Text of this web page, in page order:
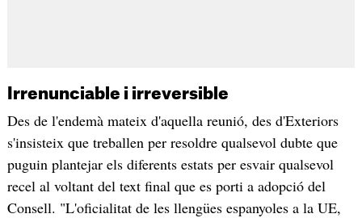
Irrenunciable i irreversible
Des de l'endemà mateix d'aquella reunió, des d'Exteriors
s'insisteix que treballen per resoldre qualsevol dubte que
puguin plantejar els diferents estats per esvair qualsevol
recel al voltant del text final que es porti a adopció del
Consell. "L'oficialitat de les llengües espanyoles a la UE,